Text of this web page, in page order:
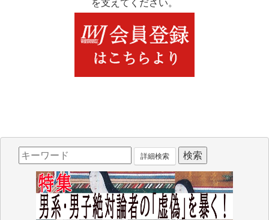
を支えてください。
詳細検索